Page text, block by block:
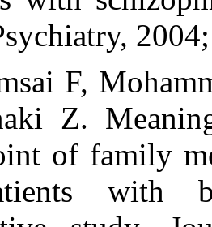
Am J
4. Shamsai F,
S, Vanaki Z.
viewpoint of
of patients